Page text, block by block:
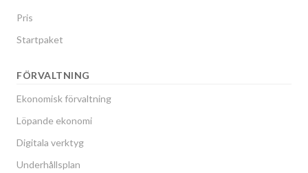
Pris
Startpaket
FÖRVALTNING
Ekonomisk förvaltning
Löpande ekonomi
Digitala verktyg
Underhållsplan